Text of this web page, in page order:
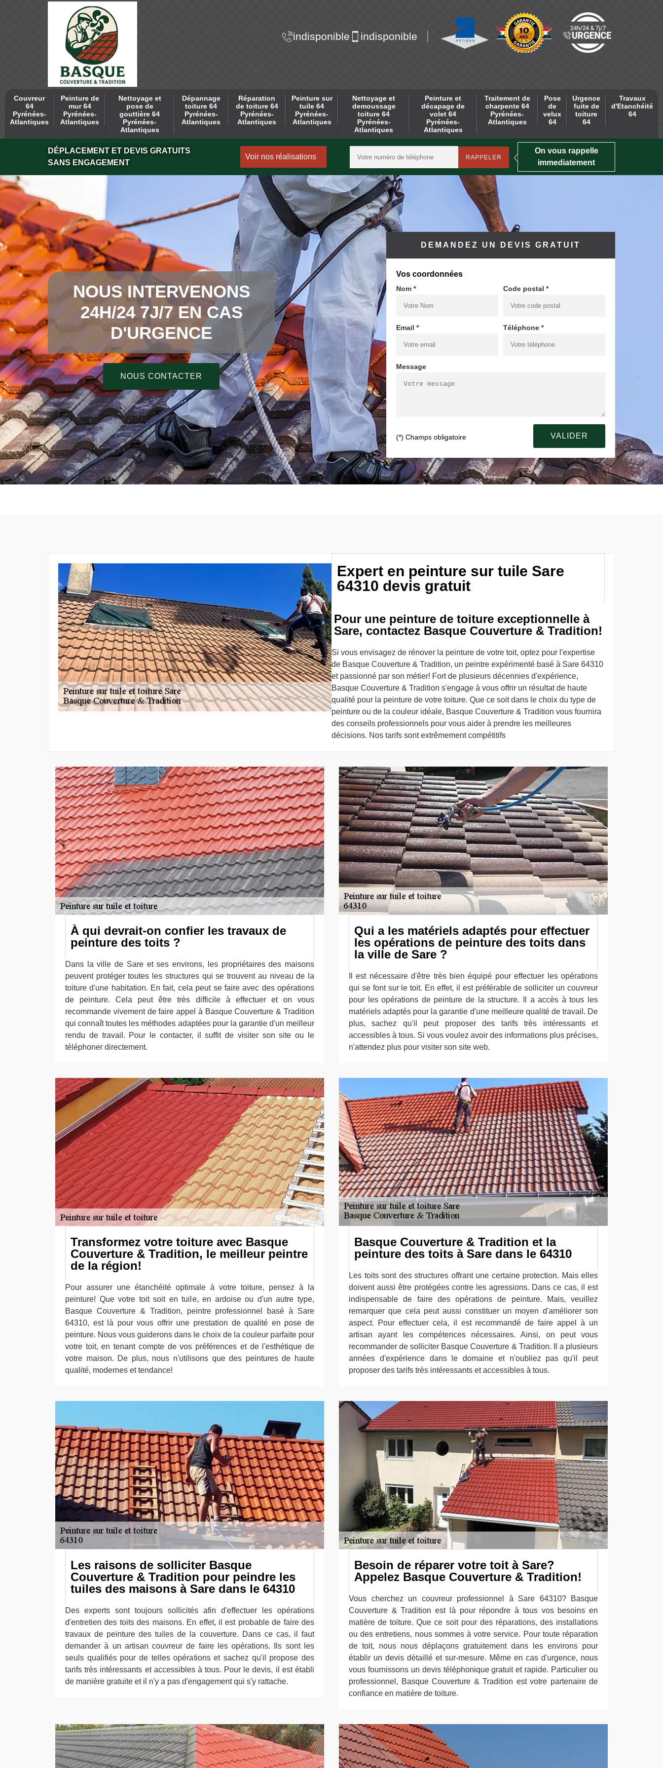
indisponible indisponible
Couvreur
64
Pyrénées-
Atlantiques
Peinture de
mur 64
Pyrénées-
Atlantiques
Nettoyage et
pose de
gouttière 64
Pyrénées-
Atlantiques
Dépannage
toiture 64
Pyrénées-
Atlantiques
Réparation
de toiture 64
Pyrénées-
Atlantiques
Peinture sur
tuile 64
Pyrénées-
Atlantiques
Nettoyage et
demoussage
toiture 64
Pyrénées-
Atlantiques
Peinture et
décapage de
volet 64
Pyrénées-
Atlantiques
Traitement de
charpente 64
Pyrénées-
Atlantiques
Pose
de
velux
64
Urgence
fuite de
toiture
64
Travaux
d'Etanchéité
64
DÉPLACEMENT ET DEVIS GRATUITS
SANS ENGAGEMENT
Voir nos réalisations
On vous rappelle
immediatement
NOUS INTERVENONS
24H/24 7J/7 EN CAS
D'URGENCE
NOUS CONTACTER
DEMANDEZ UN DEVIS GRATUIT
Vos coordonnées
Nom * Code postal *
Email * Téléphone *
Message
(*) Champs obligatoire
Expert en peinture sur tuile Sare
64310 devis gratuit
Pour une peinture de toiture exceptionnelle à
Sare, contactez Basque Couverture & Tradition!
Si vous envisagez de rénover la peinture de votre toit, optez pour l'expertise
de Basque Couverture & Tradition, un peintre expérimenté basé à Sare 64310
et passionné par son métier! Fort de plusieurs décennies d'expérience,
Basque Couverture & Tradition s'engage à vous offrir un résultat de haute
qualité pour la peinture de votre toiture. Que ce soit dans le choix du type de
peinture ou de la couleur idéale, Basque Couverture & Tradition vous fournira
des conseils professionnels pour vous aider à prendre les meilleures
décisions. Nos tarifs sont extrêmement compétitifs
À qui devrait-on confier les travaux de
peinture des toits ?
Dans la ville de Sare et ses environs, les propriétaires des maisons
peuvent protéger toutes les structures qui se trouvent au niveau de la
toiture d'une habitation. En fait, cela peut se faire avec des opérations
de peinture. Cela peut être très difficile à effectuer et on vous
recommande vivement de faire appel à Basque Couverture & Tradition
qui connaît toutes les méthodes adaptées pour la garantie d'un meilleur
rendu de travail. Pour le contacter, il suffit de visiter son site ou le
téléphoner directement.
Qui a les matériels adaptés pour effectuer
les opérations de peinture des toits dans
la ville de Sare ?
Il est nécessaire d'être très bien équipé pour effectuer les opérations
qui se font sur le toit. En effet, il est préférable de solliciter un couvreur
pour les opérations de peinture de la structure. Il a accès à tous les
matériels adaptés pour la garantie d'une meilleure qualité de travail. De
plus, sachez qu'il peut proposer des tarifs très intéressants et
accessibles à tous. Si vous voulez avoir des informations plus précises,
n'attendez plus pour visiter son site web.
Transformez votre toiture avec Basque
Couverture & Tradition, le meilleur peintre
de la région!
Pour assurer une étanchéité optimale à votre toiture, pensez à la
peinture! Que votre toit soit en tuile, en ardoise ou d'un autre type,
Basque Couverture & Tradition, peintre professionnel basé à Sare
64310, est là pour vous offrir une prestation de qualité en pose de
peinture. Nous vous guiderons dans le choix de la couleur parfaite pour
votre toit, en tenant compte de vos préférences et de l'esthétique de
votre maison. De plus, nous n'utilisons que des peintures de haute
qualité, modernes et tendance!
Basque Couverture & Tradition et la
peinture des toits à Sare dans le 64310
Les toits sont des structures offrant une certaine protection. Mais elles
doivent aussi être protégées contre les agressions. Dans ce cas, il est
indispensable de faire des opérations de peinture. Mais, veuillez
remarquer que cela peut aussi constituer un moyen d'améliorer son
aspect. Pour effectuer cela, il est recommandé de faire appel à un
artisan ayant les compétences nécessaires. Ainsi, on peut vous
recommander de solliciter Basque Couverture & Tradition. Il a plusieurs
années d'expérience dans le domaine et n'oubliez pas qu'il peut
proposer des tarifs très intéressants et accessibles à tous.
Les raisons de solliciter Basque
Couverture & Tradition pour peindre les
tuiles des maisons à Sare dans le 64310
Des experts sont toujours sollicités afin d'effectuer les opérations
d'entretien des toits des maisons. En effet, il est probable de faire des
travaux de peinture des tuiles de la couverture. Dans ce cas, il faut
demander à un artisan couvreur de faire les opérations. Ils sont les
seuls qualifiés pour de telles opérations et sachez qu'il propose des
tarifs très intéressants et accessibles à tous. Pour le devis, il est établi
de manière gratuite et il n'y a pas d'engagement qui s'y rattache.
Besoin de réparer votre toit à Sare?
Appelez Basque Couverture & Tradition!
Vous cherchez un couvreur professionnel à Sare 64310? Basque
Couverture & Tradition est là pour répondre à tous vos besoins en
matière de toiture. Que ce soit pour des réparations, des installations
ou des entretiens, nous sommes à votre service. Pour toute réparation
de toit, nous nous déplaçons gratuitement dans les environs pour
établir un devis détaillé et sur-mesure. Même en cas d'urgence, nous
vous fournissons un devis téléphonique gratuit et rapide. Particulier ou
professionnel, Basque Couverture & Tradition est votre partenaire de
confiance en matière de toiture.